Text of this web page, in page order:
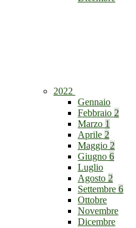
2022
Gennaio
Febbraio 2
Marzo 1
Aprile 2
Maggio 2
Giugno 6
Luglio
Agosto 2
Settembre 6
Ottobre
Novembre
Dicembre